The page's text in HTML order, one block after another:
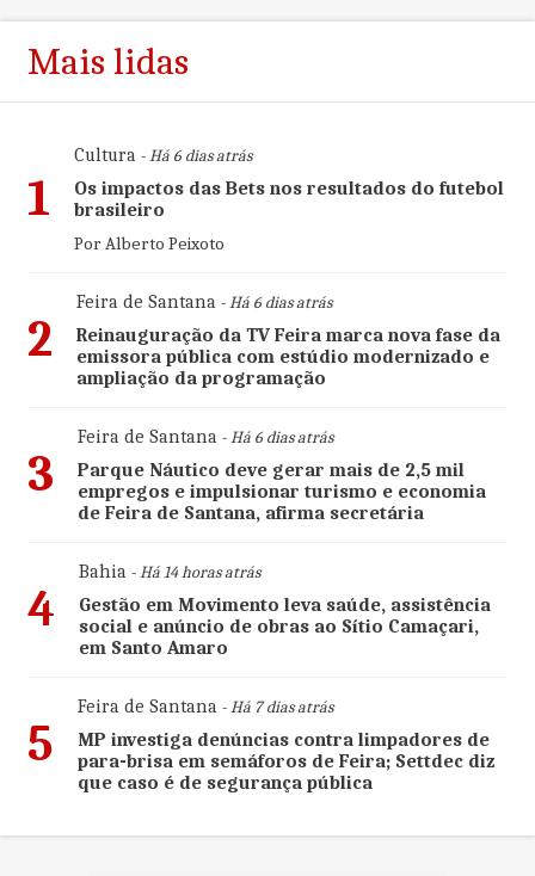
Mais lidas
1
Cultura- Há 6 dias atrás
Os impactos das Bets nos resultados do futebol
brasileiro
Por Alberto Peixoto
2
Feira de Santana- Há 6 dias atrás
Reinauguração da TV Feira marca nova fase da
emissora pública com estúdio modernizado e
ampliação da programação
3
Feira de Santana- Há 6 dias atrás
Parque Náutico deve gerar mais de 2,5 mil
empregos e impulsionar turismo e economia
de Feira de Santana, afirma secretária
4
Bahia- Há 14 horas atrás
Gestão em Movimento leva saúde, assistência
social e anúncio de obras ao Sítio Camaçari,
em Santo Amaro
5
Feira de Santana- Há 7 dias atrás
MP investiga denúncias contra limpadores de
para-brisa em semáforos de Feira; Settdec diz
que caso é de segurança pública